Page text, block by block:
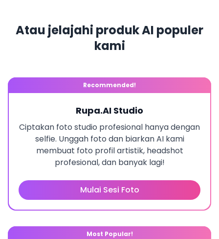
Atau jelajahi produk AI populer
kami
Recommended!
Rupa.AI Studio
Ciptakan foto studio profesional hanya dengan
selfie. Unggah foto dan biarkan AI kami
membuat foto profil artistik, headshot
profesional, dan banyak lagi!
Mulai Sesi Foto
Most Popular!